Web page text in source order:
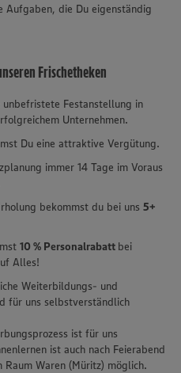
Aufgaben, die Du eigenständig
Frischetheken
Festanstellung in
Unternehmen.
Du eine attraktive Vergütung.
immer 14 Tage im Voraus
bekommst du bei uns 5+
10 % Personalrabatt bei
Alles!
Weiterbildungs- und
für uns selbstverständlich
ist für uns
ist auch nach Feierabend
Waren (Müritz) möglich.